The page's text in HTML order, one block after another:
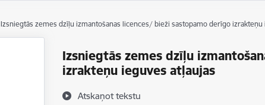
Izsniegtās zemes dzīļu izmantošanas licences/ bieži sastopamo derīgo izrakteņu
Izsniegtās zemes dzīļu
izrakteņu ieguves atļaujas
Atskaņot tekstu